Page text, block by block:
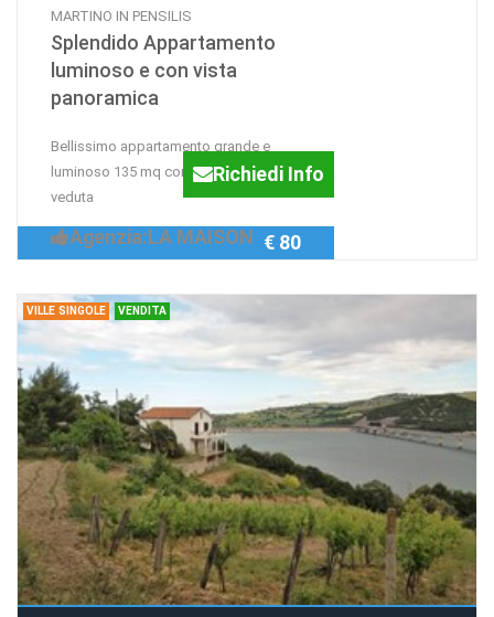
MARTINO IN PENSILIS
Splendido Appartamento
luminoso e con vista
panoramica
Bellissimo appartamento grande e
luminoso 135 mq con splendida
veduta
Richiedi Info
Agenzia:LA MAISON € 80
VILLE SINGOLE VENDITA